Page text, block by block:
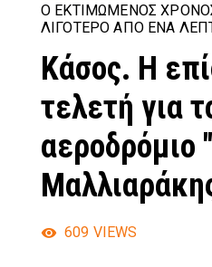
Ο ΕΚΤΙΜΏΜΕΝΟΣ
ΛΙΓΌΤΕΡΟ ΑΠΌ ΈΝΑ
Κάσος. Η
τελετή για
αεροδρόμιο
609 VIEWS